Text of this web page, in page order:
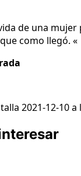
de una mujer
como llegó. «